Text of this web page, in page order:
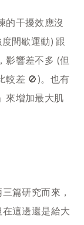
的干擾效應沒
間歇運動) 跟
影響差不多 (但
較差 🚫)。也有
來增加最大肌
篇研究而來，
在這邊還是給大